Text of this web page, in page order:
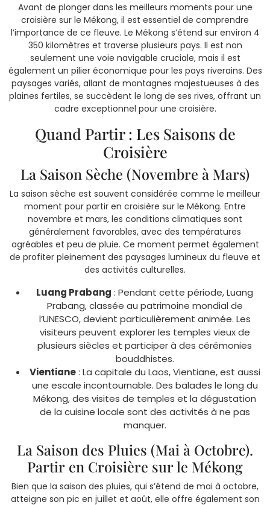
Avant de plonger dans les meilleurs moments pour une
croisière sur le Mékong, il est essentiel de comprendre
l’importance de ce fleuve. Le Mékong s’étend sur environ 4
350 kilomètres et traverse plusieurs pays. Il est non
seulement une voie navigable cruciale, mais il est
également un pilier économique pour les pays riverains. Des
paysages variés, allant de montagnes majestueuses à des
plaines fertiles, se succèdent le long de ses rives, offrant un
cadre exceptionnel pour une croisière.
Quand Partir : Les Saisons de
Croisière
La Saison Sèche (Novembre à Mars)
La saison sèche est souvent considérée comme le meilleur
moment pour partir en croisière sur le Mékong. Entre
novembre et mars, les conditions climatiques sont
généralement favorables, avec des températures
agréables et peu de pluie. Ce moment permet également
de profiter pleinement des paysages lumineux du fleuve et
des activités culturelles.
Luang Prabang : Pendant cette période, Luang
Prabang, classée au patrimoine mondial de
l’UNESCO, devient particulièrement animée. Les
visiteurs peuvent explorer les temples vieux de
plusieurs siècles et participer à des cérémonies
bouddhistes.
Vientiane: La capitale du Laos, Vientiane, est aussi
une escale incontournable. Des balades le long du
Mékong, des visites de temples et la dégustation
de la cuisine locale sont des activités à ne pas
manquer.
La Saison des Pluies (Mai à Octobre).
Partir en Croisière sur le Mékong
Bien que la saison des pluies, qui s’étend de mai à octobre,
atteigne son pic en juillet et août, elle offre également son